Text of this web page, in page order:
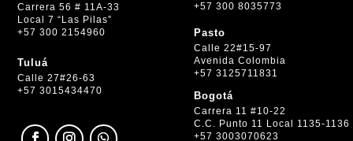
Carrera 56 # 11A-33
Local 7 “Las Pilas”
+57 300 2154960
Tuluá
Calle 27#26-63
+57 3015434470
+57 300 8035773
Pasto
Calle 22#15-97
Avenida Colombia
+57 3125711831
Bogotá
Carrera 11 #10-22
C.C. Punto 11 Local 1135-1136
+57 3003070623